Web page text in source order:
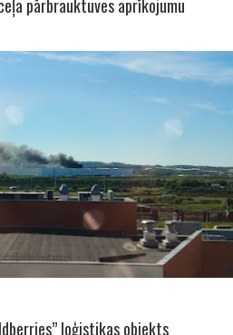
pārbrauktuves aprīkojumu
loģistikas objekts